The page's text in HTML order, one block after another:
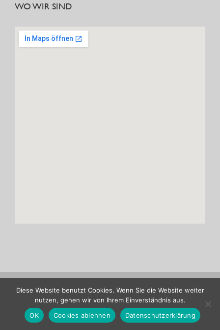
WO WIR SIND
Verband
Deutscher
LinkedIn
Diese Website benutzt Cookies. Wenn Sie die Website weiter
nutzen, gehen wir von Ihrem Einverständnis aus.
OK
Cookies ablehnen Datenschutzerklärung